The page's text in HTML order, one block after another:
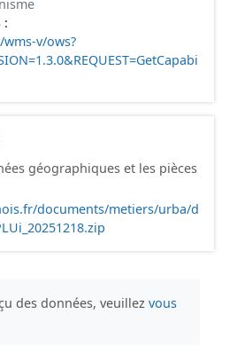
:
v/ows?
géographiques et les pièces
documents/metiers/urba/d
des données, veuillez vous